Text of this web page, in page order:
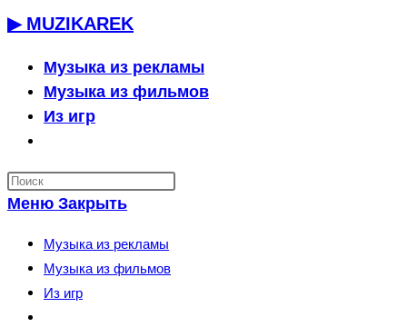
Перейти
содержимому
▶ MUZIKAREK
Музыка из рекламы
Музыка из фильмов
Из игр
по
веб-
сайту
Меню Закрыть
Музыка из рекламы
Музыка из фильмов
Из игр